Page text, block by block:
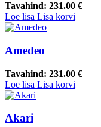
Tavahind: 231.00 €
Loe lisa Lisa korvi
Amedeo
Tavahind: 231.00 €
Loe lisa Lisa korvi
Akari